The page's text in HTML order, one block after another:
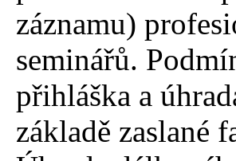
záznamu)
seminářů.
přihláška a
základě zaslané